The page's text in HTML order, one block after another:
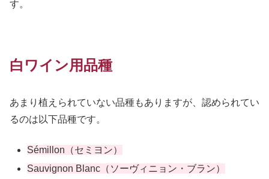
す。
白ワイン用品種
あまり植えられていない品種もありますが、認められてい
るのは以下品種です。
Sémillon（セミヨン）
Sauvignon Blanc（ソーヴィニョン・ブラン）